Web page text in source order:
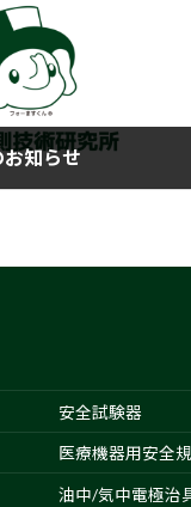
知らせ
安全試験器
医療機器用安全
油中/気中電極治